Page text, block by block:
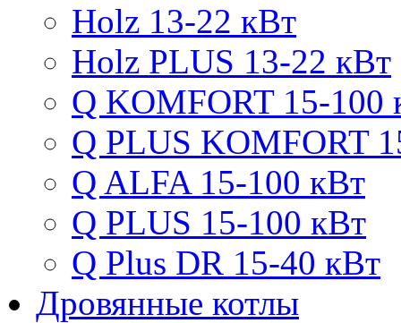
Holz 13-22 кВт
Holz PLUS 13-22 кВт
Q KOMFORT 15-100
Q PLUS KOMFORT
Q ALFA 15-100 кВт
Q PLUS 15-100 кВт
Q Plus DR 15-40 кВт
Дровянные котлы